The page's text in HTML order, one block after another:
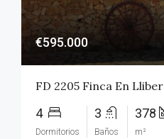
€595.000
FD 2205 Finca En Lliber
4
Dormitorios
3
Baños
378
m²